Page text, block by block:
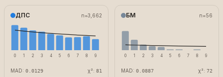
ДПС n=3,662
0 1 2 3 4 5 6 7 8 9
MAD: 0.0129 χ²: 81
БМ n=56
0 1 2 3 4 5 6 7 8 9
MAD: 0.0887 χ²: 72